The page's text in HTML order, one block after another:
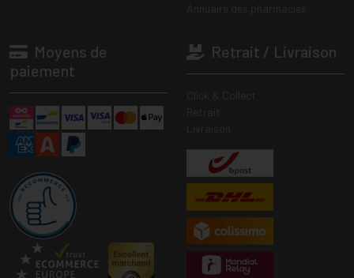
Moyens de
paiement
Retrait / Livraison